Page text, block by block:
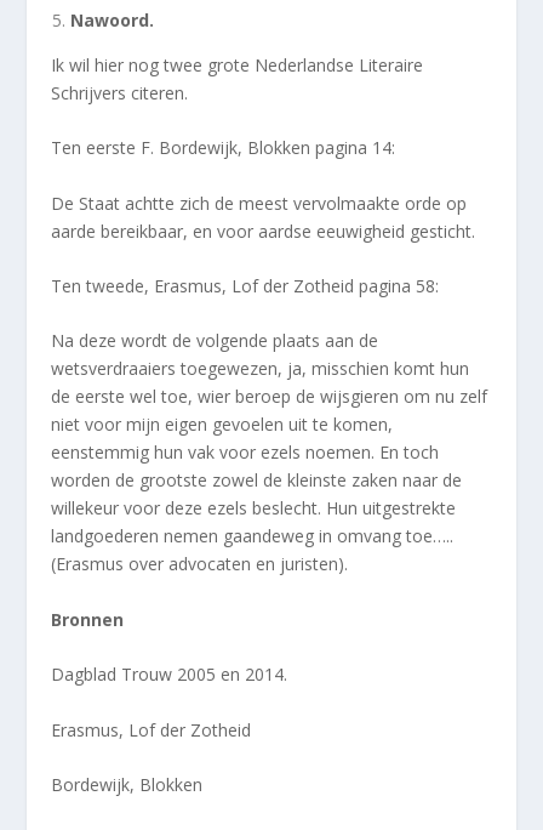
Nawoord.
Ik wil hier nog twee grote Nederlandse Literaire
Schrijvers citeren.
Ten eerste F. Bordewijk, Blokken pagina 14:
De Staat achtte zich de meest vervolmaakte orde op
aarde bereikbaar, en voor aardse eeuwigheid gesticht.
Ten tweede, Erasmus, Lof der Zotheid pagina 58:
Na deze wordt de volgende plaats aan de
wetsverdraaiers toegewezen, ja, misschien komt hun
de eerste wel toe, wier beroep de wijsgieren om nu zelf
niet voor mijn eigen gevoelen uit te komen,
eenstemmig hun vak voor ezels noemen. En toch
worden de grootste zowel de kleinste zaken naar de
willekeur voor deze ezels beslecht. Hun uitgestrekte
landgoederen nemen gaandeweg in omvang toe…..
(Erasmus over advocaten en juristen).
Bronnen
Dagblad Trouw 2005 en 2014.
Erasmus, Lof der Zotheid
Bordewijk, Blokken